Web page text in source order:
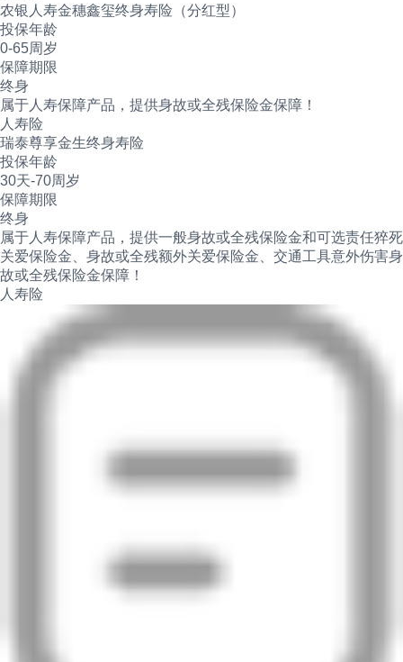
农银人寿金穗鑫玺终身寿险（分红型）
投保年龄
0-65周岁
保障期限
终身
属于人寿保障产品，提供身故或全残保险金保障！
人寿险
瑞泰尊享金生终身寿险
投保年龄
30天-70周岁
保障期限
终身
属于人寿保障产品，提供一般身故或全残保险金和可选责任猝死
关爱保险金、身故或全残额外关爱保险金、交通工具意外伤害身
故或全残保险金保障！
人寿险